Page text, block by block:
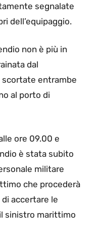
segnalate
dell’equipaggio.
non è più in
dal
scortate entrambe
al porto di
ore 09.00 e
è stata subito
militare
che procederà
accertare le
sinistro marittimo